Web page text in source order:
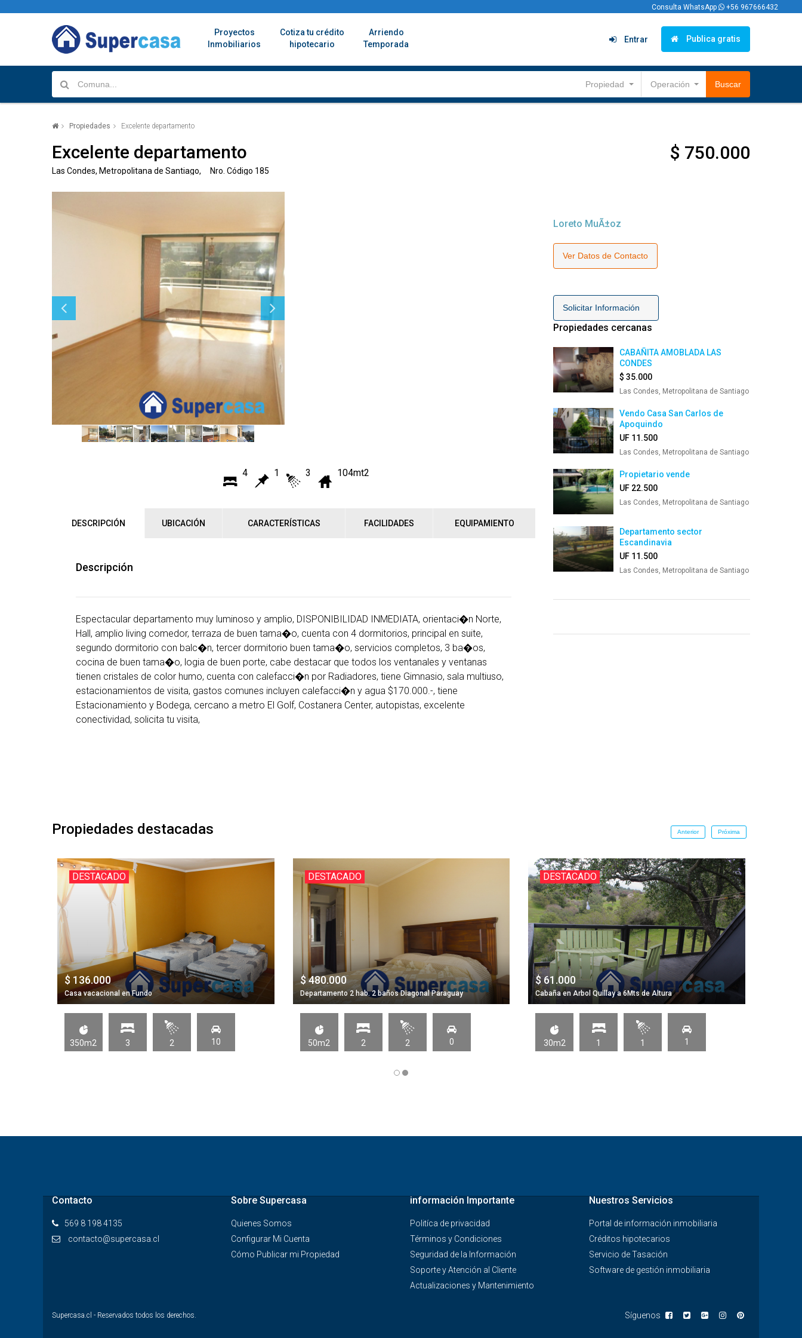
Consulta WhatsApp +56 967666432
Proyectos
Inmobiliarios
Cotiza tu crédito
hipotecario
Arriendo
Temporada
Entrar Publica gratis
Propiedad Operación Buscar
Propiedades Excelente departamento
Excelente departamento
Las Condes, Metropolitana de Santiago, Nro. Código 185
$ 750.000
4 1 3 104mt2
DESCRIPCIÓN UBICACIÓN CARACTERÍSTICAS FACILIDADES EQUIPAMIENTO
Descripción
Espectacular departamento muy luminoso y amplio, DISPONIBILIDAD INMEDIATA, orientaci�n Norte,
Hall, amplio living comedor, terraza de buen tama�o, cuenta con 4 dormitorios, principal en suite,
segundo dormitorio con balc�n, tercer dormitorio buen tama�o, servicios completos, 3 ba�os,
cocina de buen tama�o, logia de buen porte, cabe destacar que todos los ventanales y ventanas
tienen cristales de color humo, cuenta con calefacci�n por Radiadores, tiene Gimnasio, sala multiuso,
estacionamientos de visita, gastos comunes incluyen calefacci�n y agua $170.000.-, tiene
Estacionamiento y Bodega, cercano a metro El Golf, Costanera Center, autopistas, excelente
conectividad, solicita tu visita,
Loreto MuÃ±oz
Ver Datos de Contacto
Solicitar Información
Propiedades cercanas
CABAÑITA AMOBLADA LAS
CONDES
$ 35.000
Las Condes, Metropolitana de Santiago
Vendo Casa San Carlos de
Apoquindo
UF 11.500
Las Condes, Metropolitana de Santiago
Propietario vende
UF 22.500
Las Condes, Metropolitana de Santiago
Departamento sector
Escandinavia
UF 11.500
Las Condes, Metropolitana de Santiago
Propiedades destacadas Anterior Próxima
DESTACADO
$ 136.000
Casa vacacional en Fundo
350m2 3 2 10
DESTACADO
$ 480.000
Departamento 2 hab. 2 baños Diagonal Paraguay
50m2 2 2 0
DESTACADO
$ 61.000
Cabaña en Arbol Quillay a 6Mts de Altura
30m2 1 1 1
Contacto
569 8 198 4135
contacto@supercasa.cl
Sobre Supercasa
Quienes Somos
Configurar Mi Cuenta
Cómo Publicar mi Propiedad
información Importante
Politíca de privacidad
Términos y Condiciones
Seguridad de la Información
Soporte y Atención al Cliente
Actualizaciones y Mantenimiento
Nuestros Servicios
Portal de información inmobiliaria
Créditos hipotecarios
Servicio de Tasación
Software de gestión inmobiliaria
Supercasa.cl - Reservados todos los derechos. Síguenos